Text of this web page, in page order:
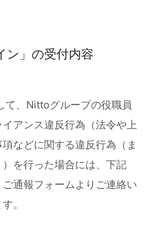
ン」の受付内容
て、Nittoグループの役職員
アンス違反行為（法令や上
などに関する違反行為（ま
を行った場合には、下記
ご通報フォームよりご連絡い
。